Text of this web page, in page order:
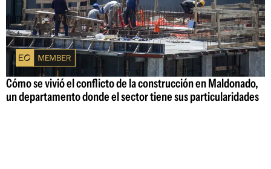
Cómo se vivió el conflicto de la construcción en Maldonado,
un departamento donde el sector tiene sus particularidades